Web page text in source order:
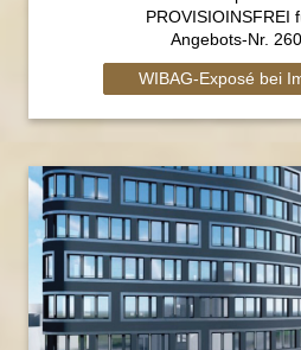
PROVISIOINSFREI
Angebots-Nr.
WIBAG-Exposé bei